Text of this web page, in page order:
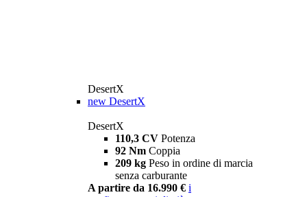
DesertX
new DesertX
DesertX
110,3 CV Potenza
92 Nm Coppia
209 kg Peso in ordine di marcia
senza carburante
A partire da 16.990 € i